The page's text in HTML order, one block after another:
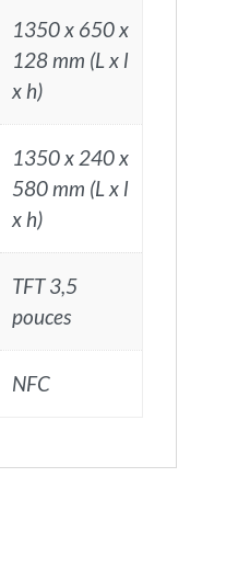
1350 x 650 x
128 mm (L x l
x h)
1350 x 240 x
580 mm (L x l
x h)
TFT 3,5
pouces
NFC